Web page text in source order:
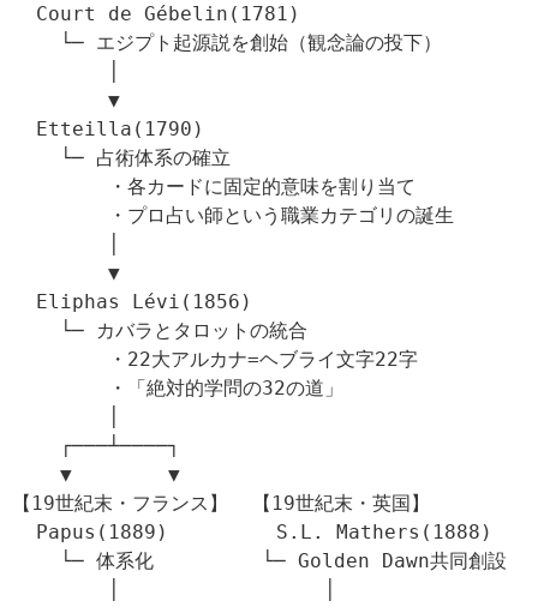
【19世紀末・フランス】  【19世紀末・英国】